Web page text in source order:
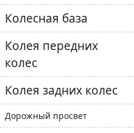
Колесная база
Колея передних
колес
Колея задних колес
Дорожный просвет